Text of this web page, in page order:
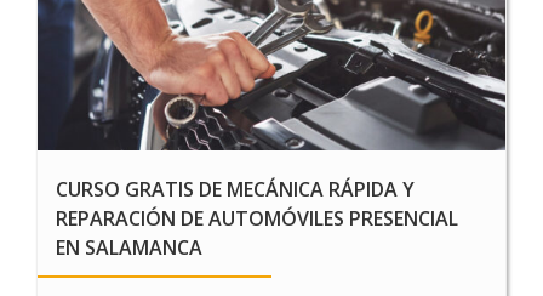
CURSO GRATIS DE MECÁNICA RÁPIDA Y
REPARACIÓN DE AUTOMÓVILES PRESENCIAL
EN SALAMANCA